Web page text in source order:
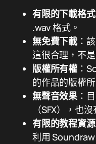
有限的下載格式
.wav 格式。
無免費下載 ：
這很合理，不
版權所有權 ：
的作品的版權所
無聲音效果：
（SFX），也
有限的教程資源
利用